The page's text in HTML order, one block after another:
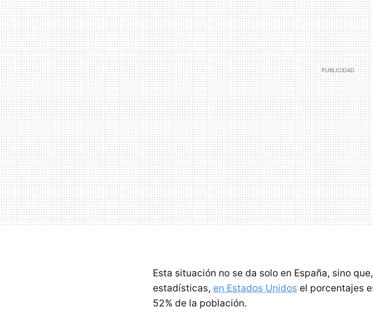
Esta situación no se da solo en España, sino
estadísticas, en Estados Unidos el porcentajes
52% de la población.